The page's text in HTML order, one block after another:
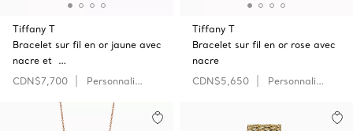
Tiffany T
Bracelet sur fil en or jaune avec
nacre et …
CDN$7,700
Personnaliser
Tiffany T
Bracelet sur fil en or rose avec
nacre
CDN$5,650
Personnaliser